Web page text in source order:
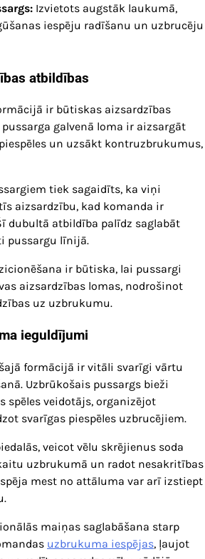
Izvietots augstāk laukumā,
iespēju radīšanu un uzbrucēju
atbildības
ir būtiskas aizsardzības
galvenā loma ir aizsargāt
un uzsākt kontruzbrukumus,
tiek sagaidīts, ka viņi
aizsardzību, kad komanda ir
dubultā atbildība palīdz saglabāt
pussargu līnijā.
ir būtiska, lai pussargi
aizsardzības lomas, nodrošinot
uz uzbrukumu.
ieguldījumi
formācijā ir vitāli svarīgi vārtu
Uzbrūkošais pussargs bieži
spēles veidotājs, organizējot
svarīgas piespēles uzbrucējiem.
veicot vēlu skrējienus soda
uzbrukumā un radot nesakritības
mest no attāluma var arī izstiept
maiņas saglabāšana starp
uzbrukuma iespējas, ļaujot